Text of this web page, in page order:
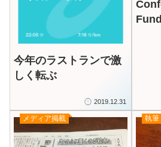
今年のラストランで激
しく転ぶ
2019.12.31
メディア掲載 執筆